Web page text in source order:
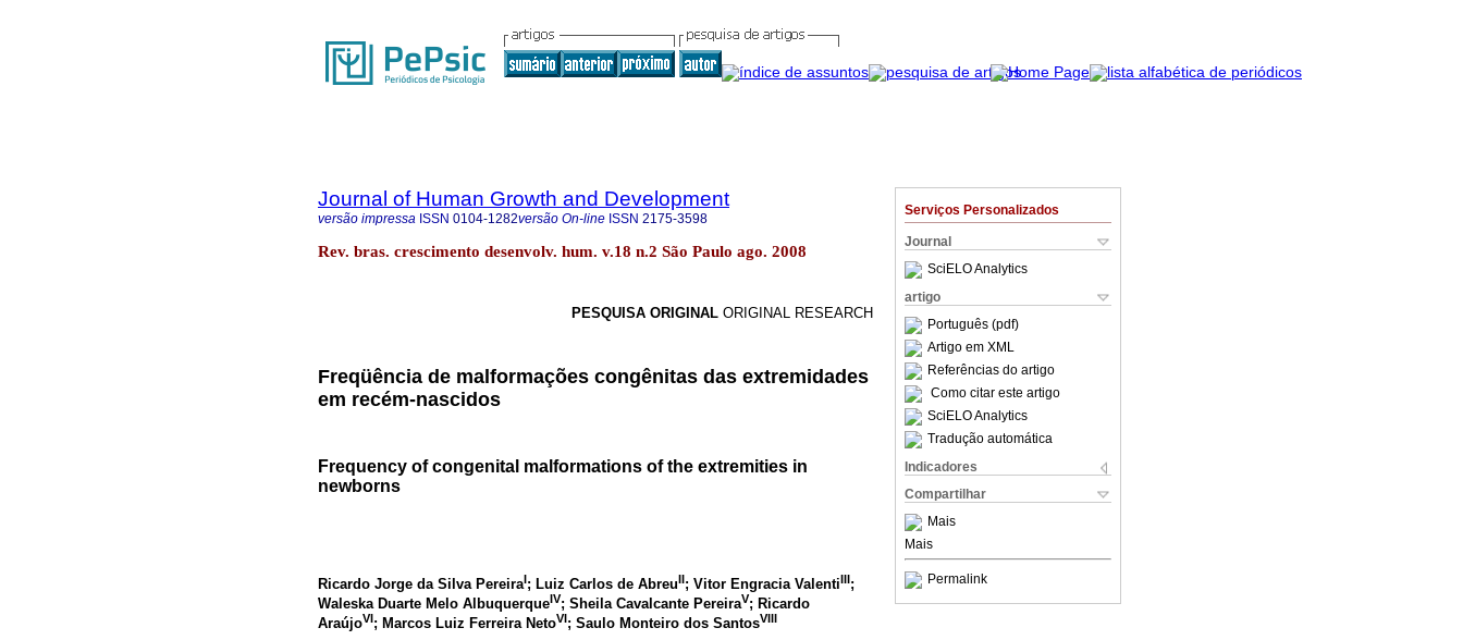
Serviços Personalizados
Journal
SciELO Analytics
artigo
Português (pdf)
Artigo em XML
Referências do artigo
Como citar este artigo
SciELO Analytics
Tradução automática
Indicadores
Compartilhar
Mais
Mais
Permalink
Journal of Human Growth and Development
versão impressa ISSN 0104-1282versão On-line ISSN 2175-3598
Rev. bras. crescimento desenvolv. hum. v.18 n.2 São Paulo ago. 2008
PESQUISA ORIGINAL ORIGINAL RESEARCH
Freqüência de malformações congênitas das extremidades
em recém-nascidos
Frequency of congenital malformations of the extremities in
newborns
Ricardo Jorge da Silva PereiraI; Luiz Carlos de AbreuII; Vitor Engracia ValentiIII;
Waleska Duarte Melo AlbuquerqueIV; Sheila Cavalcante PereiraV; Ricardo
AraújoVI; Marcos Luiz Ferreira NetoVI; Saulo Monteiro dos SantosVIII